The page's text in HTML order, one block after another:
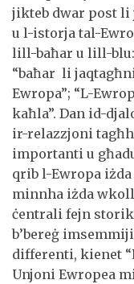
jikteb dwar post li
u l-istorja tal-
lill-baħar u lill-blu:
“baħar li
Ewropa”; “L-
kaħla”. Dan id-
ir-relazzjoni
importanti u
qrib l-Ewropa
minnha iżda
ċentrali fejn
b’bereġ
differenti, kienet
Unjoni Ewropea